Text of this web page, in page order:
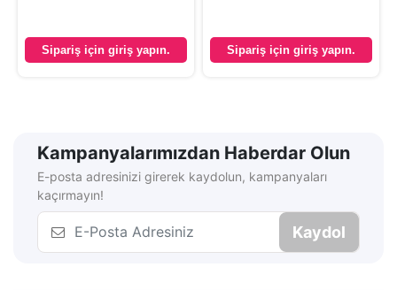
Sipariş için giriş yapın. Sipariş için giriş yapın.
Kampanyalarımızdan Haberdar Olun
E-posta adresinizi girerek kaydolun, kampanyaları
kaçırmayın!
Kaydol